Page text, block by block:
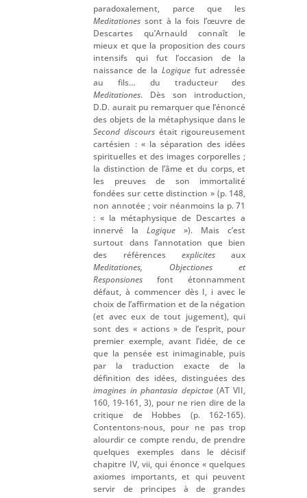
paradoxalement, parce que les
Meditationes sont à la fois l’œuvre de
Descartes qu’Arnauld connaît le
mieux et que la proposition des cours
intensifs qui fut l’occasion de la
naissance de la Logiquefut adressée
au fils… du traducteur des
Meditationes. Dès son introduction,
D.D. aurait pu remarquer que l’énoncé
des objets de la métaphysique dans le
Second discours était rigoureusement
cartésien : « la séparation des idées
spirituelles et des images corporelles ;
la distinction de l’âme et du corps, et
les preuves de son immortalité
fondées sur cette distinction » (p. 148,
non annotée ; voir néanmoins la p. 71
: « la métaphysique de Descartes a
innervé laLogique »). Mais c’est
surtout dans l’annotation que bien
des référencesexplicites aux
Meditationes, Objectiones et
Responsiones font étonnamment
défaut, à commencer dès I, i avec le
choix de l’affirmation et de la négation
(et avec eux de tout jugement), qui
sont des « actions » de l’esprit, pour
premier exemple, avant l’idée, de ce
que la pensée est inimaginable, puis
par la traduction exacte de la
définition des idées, distinguées des
imagines in phantasia depictae(AT VII,
160, 19-161, 3), pour ne rien dire de la
critique de Hobbes (p. 162-165).
Contentons-nous, pour ne pas trop
alourdir ce compte rendu, de prendre
quelques exemples dans le décisif
chapitre IV, vii, qui énonce « quelques
axiomes importants, et qui peuvent
servir de principes à de grandes